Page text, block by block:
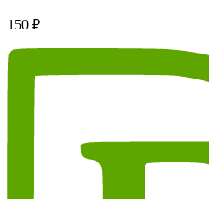
150 ₽